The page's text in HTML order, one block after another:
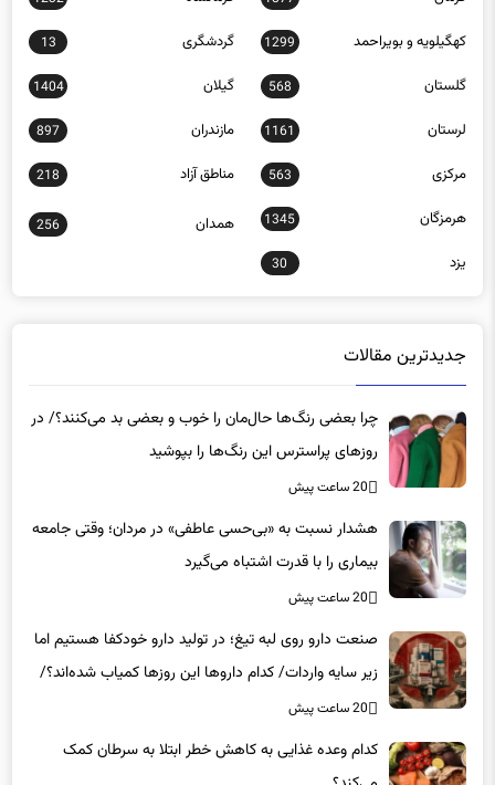
کهگیلویه و بویراحمد 1299 گردشگری 13
گلستان 568 گیلان 1404
لرستان 1161 مازندران 897
مرکزی 563 مناطق آزاد 218
هرمزگان 1345 همدان 256
یزد 30
جدیدترین مقالات
چرا بعضی رنگ‌ها حال‌مان را خوب و بعضی بد می‌کنند؟/ در
روزهای پراسترس این رنگ‌ها را بپوشید
20 ساعت پیش
هشدار نسبت به «بی‌حسی عاطفی» در مردان؛ وقتی جامعه
بیماری را با قدرت اشتباه می‌گیرد
20 ساعت پیش
صنعت دارو روی لبه تیغ؛ در تولید دارو خودکفا هستیم اما
زیر سایه واردات/ کدام داروها این روزها کمیاب شده‌اند؟/
«کشور سه ماه ذخیره دارویی دارد»
20 ساعت پیش
کدام وعده غذایی به کاهش خطر ابتلا به سرطان کمک